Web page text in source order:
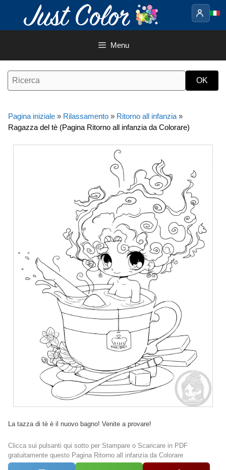
contenuto
Menu
Pagina iniziale » Rilassamento » Ritorno all infanzia »
Ragazza del tè (Pagina Ritorno all infanzia da Colorare)
La tazza di tè è il nuovo bagno! Venite a provare!
Clicca sui pulsanti qui sotto per Stampare o Scaricare in PDF
gratuitamente questo Pagina Ritorno all infanzia da Colorare